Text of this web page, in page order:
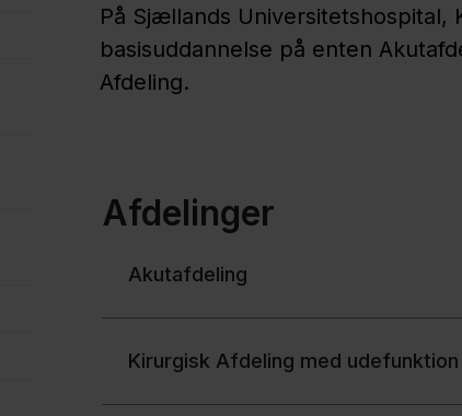
På Sjællands Universitetshospital,
basisuddannelse på enten
Afdeling.
Afdelinger
Akutafdeling
Kirurgisk Afdeling med